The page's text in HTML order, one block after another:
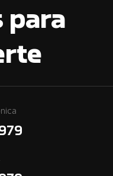
para